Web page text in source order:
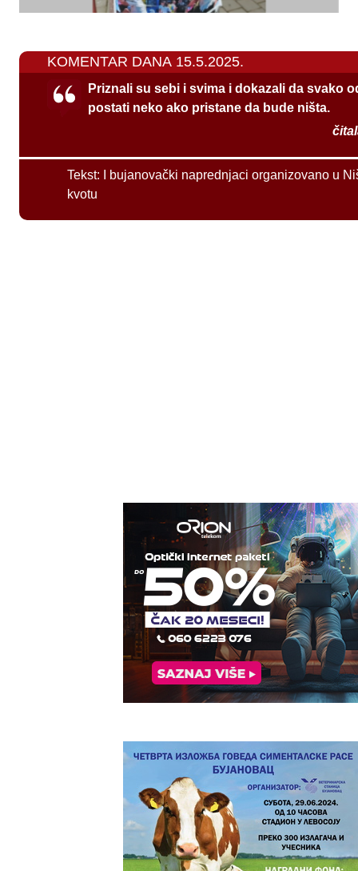
KOMENTAR DANA 15.5.2025.
Priznali su sebi i svima i dokazali da svako
postati neko ako pristane da bude ništa.
Tekst:
I bujanovački naprednjaci organizovano u
kvotu